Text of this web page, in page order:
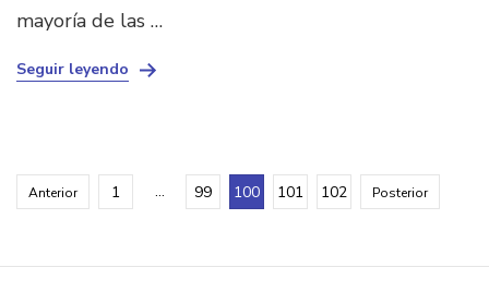
mayoría de las …
Seguir leyendo
Paginación
entradas
Anterior Página
1 … Página
99 Página
100 Página
101 Página
102 Posterior